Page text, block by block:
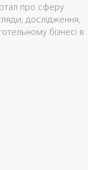
про сферу
дослідження,
бізнесі в